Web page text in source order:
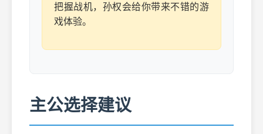
把握战机，孙权会给你带来不错的游
戏体验。
主公选择建议